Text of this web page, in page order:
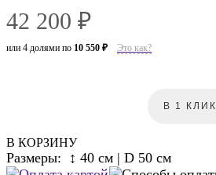
42 200 ₽
или 4 долями по 10 550 ₽ Это как?
В КОРЗИНУ
В 1 КЛИК
Размеры: ↕ 40 см | D 50 см